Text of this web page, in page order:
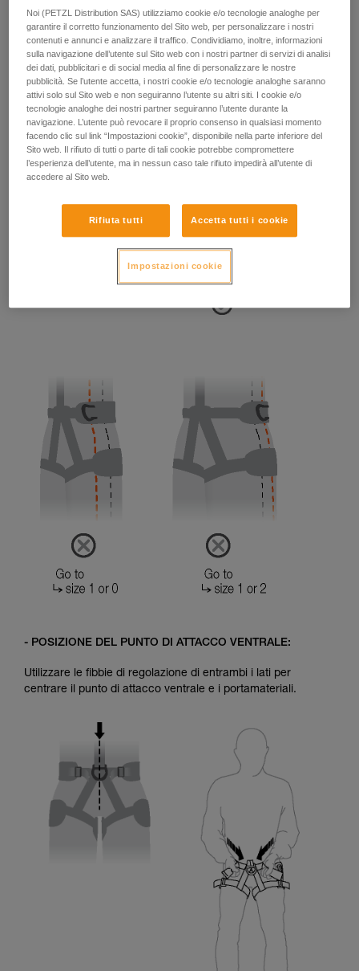
- POSIZIONE DEI PUNTI LATERALI:
I punti di attacco laterali si devono trovare a livello delle ossa
iliache.
- POSIZIONE DEL PUNTO DI ATTACCO VENTRALE:
Utilizzare le fibbie di regolazione di entrambi i lati per
centrare il punto di attacco ventrale e i portamateriali.
Noi (PETZL Distribution SAS) utilizziamo cookie e/o tecnologie analoghe per
garantire il corretto funzionamento del Sito web, per personalizzare i nostri
contenuti e annunci e analizzare il traffico. Condividiamo, inoltre, informazioni
sulla navigazione dell’utente sul Sito web con i nostri partner di servizi di analisi
dei dati, pubblicitari e di social media al fine di personalizzare le nostre
pubblicità. Se l’utente accetta, i nostri cookie e/o tecnologie analoghe saranno
attivi solo sul Sito web e non seguiranno l’utente su altri siti. I cookie e/o
tecnologie analoghe dei nostri partner seguiranno l’utente durante la
navigazione. L’utente può revocare il proprio consenso in qualsiasi momento
facendo clic sul link “Impostazioni cookie”, disponibile nella parte inferiore del
Sito web. Il rifiuto di tutti o parte di tali cookie potrebbe compromettere
l’esperienza dell’utente, ma in nessun caso tale rifiuto impedirà all’utente di
accedere al Sito web.
Rifiuta tutti Accetta tutti i cookie
Impostazioni cookie